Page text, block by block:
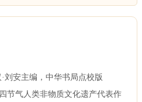
·刘安主编，中华书局点校版
节气人类非物质文化遗产代表作